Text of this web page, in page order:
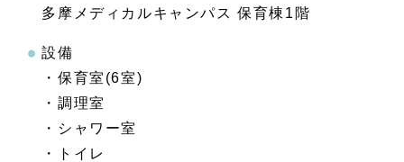
多摩メディカルキャンパス 保育棟1階
設備
・保育室(6室)
・調理室
・シャワー室
・トイレ